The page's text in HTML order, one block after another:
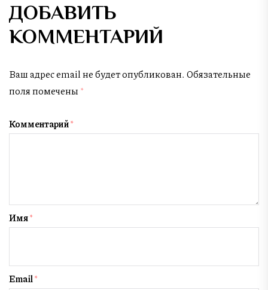
ДОБАВИТЬ
КОММЕНТАРИЙ
Ваш адрес email не будет опубликован. Обязательные
поля помечены *
Комментарий*
Имя*
Email*